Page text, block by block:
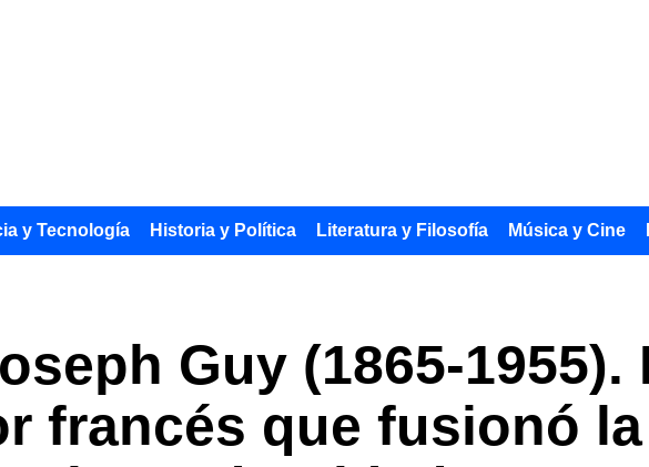
y Tecnología Historia y Política Literatura y Filosofía Música y Cine
Guy (1865-1955).
francés que fusionó